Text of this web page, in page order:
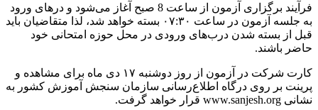
فرآیند برگزاری آزمون از ساعت 8 صبح آغاز می‌شود و درهای ورود
به جلسه آزمون در ساعت ۰۷:۳۰ بسته خواهد شد، لذا متقاضیان باید
قبل از بسته شدن درب‌های ورودی در محل حوزه امتحانی خود
حاضر باشند.
کارت‌ شرکت در آزمون‌ از روز دوشنبه ۱۷ دی ماه برای مشاهده و
پرینت بر روی درگاه اطلاع‌رسانی سازمان سنجش آموزش کشور به
نشانی www.sanjesh.org قرار خواهد گرفت.